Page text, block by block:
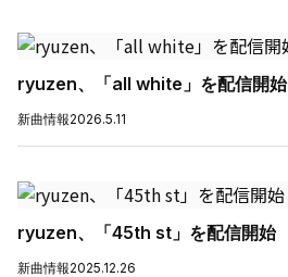
ryuzen、「all white」を配信開始
新曲情報2026.5.11
ryuzen、「45th st」を配信開始
新曲情報2025.12.26